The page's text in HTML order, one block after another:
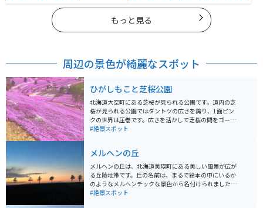
もっと見る
周辺の景色が綺麗なスポット
ひがしもこと芝桜公園
北海道大空町にある芝桜が見られる公園です。道内の芝
桜が見られる公園ではダントツの広さを誇り、1面ピン
クの世界は圧巻です。広さを活かして芝桜の間をゴーカ
ートで抜けていくアクティビティなどもあり、大人から
#絶景スポット
メルヘンの丘
メルヘンの丘は、北海道美瑛町にある美しい風景が広が
る丘陵地帯です。丘の名前は、まるで絵本の中にいるか
のようなメルヘンチックな景色から名付けられました。
一面に広がるなだらかな丘には、季節ごとに異なる作物
#絶景スポット